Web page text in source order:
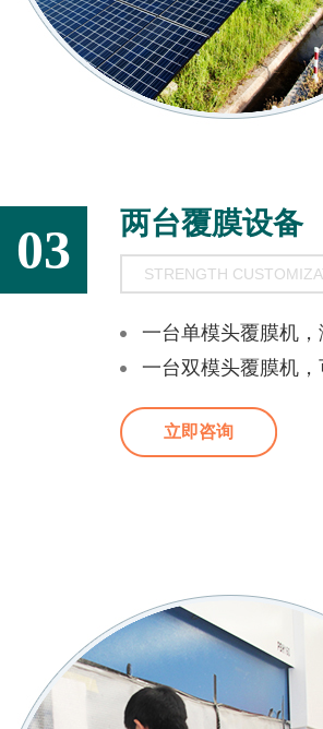
03 两台覆膜设备
STRENGTH
一台单模头覆膜机
一台双模头覆膜机
立即咨询